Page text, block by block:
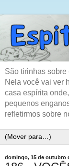
São tirinhas
Nela você vai ver
casa espírita
pequenos
refletirmos sobre
domingo, 15 de outubro